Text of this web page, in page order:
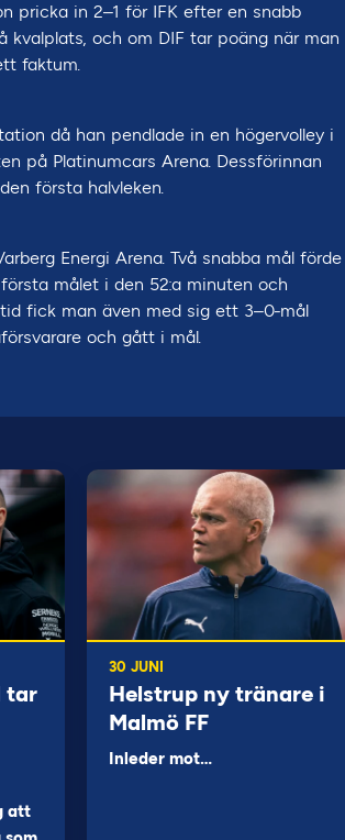
pricka in 2–1 för IFK efter en snabb
kvalplats, och om DIF tar poäng när man
faktum.
då han pendlade in en högervolley i
på Platinumcars Arena. Dessförinnan
första halvleken.
Energi Arena. Två snabba mål förde
målet i den 52:a minuten och
fick man även med sig ett 3–0-mål
och gått i mål.
tar
att
30 JUNI
Helstrup ny tränare i
Malmö FF
Inleder mot…